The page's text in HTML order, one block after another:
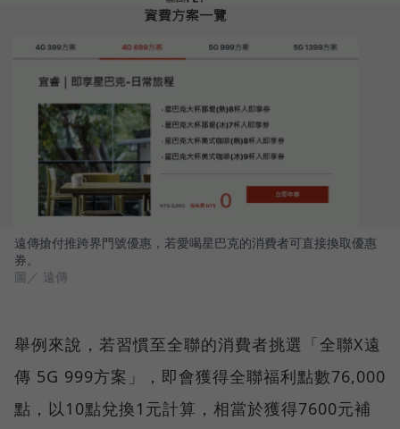
遠傳搶付推跨界門號優惠，若愛喝星巴克的消費者可直接換取優惠
券。
圖／ 遠傳
舉例來說，若習慣至全聯的消費者挑選「全聯X遠
傳 5G 999方案」，即會獲得全聯福利點數76,000
點，以10點兌換1元計算，相當於獲得7600元補